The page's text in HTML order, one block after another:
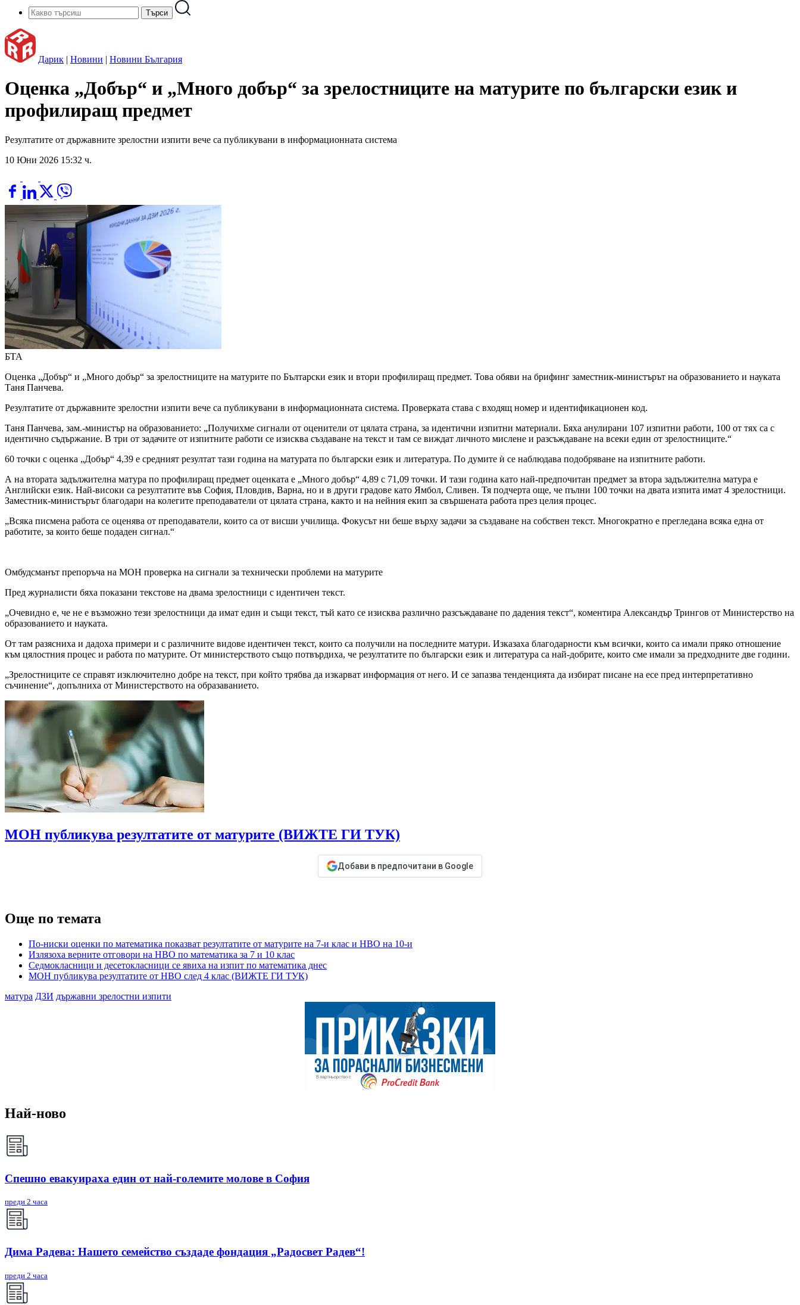
Дарик | Новини | Новини България
Оценка „Добър“ и „Много добър“ за зрелостниците на матурите по български език и
профилиращ предмет
Резултатите от държавните зрелостни изпити вече са публикувани в информационната система
10 Юни 2026 15:32 ч.
БТА
Оценка „Добър“ и „Много добър“ за зрелостниците на матурите по Бълтарски език и втори профилиращ предмет. Това обяви на брифинг заместник-министърът на образованието и науката
Таня Панчева.
Резултатите от държавните зрелостни изпити вече са публикувани в информационната система. Проверката става с входящ номер и идентификационен код.
Таня Панчева, зам.-министър на образованието: „Получихме сигнали от оценители от цялата страна, за идентични изпитни материали. Бяха анулирани 107 изпитни работи, 100 от тях са с
идентично съдържание. В три от задачите от изпитните работи се изисква създаване на текст и там се виждат личното мислене и разсъждаване на всеки един от зрелостниците.“
60 точки с оценка „Добър“ 4,39 е средният резултат тази година на матурата по български език и литература. По думите ѝ се наблюдава подобряване на изпитните работи.
А на втората задължителна матура по профилиращ предмет оценката е „Много добър“ 4,89 с 71,09 точки. И тази година като най-предпочитан предмет за втора задължителна матура е
Английски език. Най-високи са резултатите във София, Пловдив, Варна, но и в други градове като Ямбол, Сливен. Тя подчерта още, че пълни 100 точки на двата изпита имат 4 зрелостници.
Заместник-министърът благодари на колегите преподаватели от цялата страна, както и на нейния екип за свършената работа през целия процес.
„Всяка писмена работа се оценява от преподаватели, които са от висши училища. Фокусът ни беше върху задачи за създаване на собствен текст. Многократно е прегледана всяка една от
работите, за които беше подаден сигнал.“
Омбудсманът препоръча на МОН проверка на сигнали за технически проблеми на матурите
Пред журналисти бяха показани текстове на двама зрелостници с идентичен текст.
„Очевидно е, че не е възможно тези зрелостници да имат един и същи текст, тъй като се изисква различно разсъждаване по дадения текст“, коментира Александър Трингов от Министерство на
образованието и науката.
От там разясниха и дадоха примери и с различните видове идентичен текст, които са получили на последните матури. Изказаха благодарности към всички, които са имали пряко отношение
към цялостния процес и работа по матурите. От министерството също потвърдиха, че резултатите по български език и литература са най-добрите, които сме имали за предходните две години.
„Зрелостниците се справят изключително добре на текст, при който трябва да изкарват информация от него. И се запазва тенденцията да избират писане на есе пред интерпретативно
съчинение“, допълниха от Министерството на образаванието.
МОН публикува резултатите от матурите (ВИЖТЕ ГИ ТУК)
Добави в предпочитани в Google
Още по темата
По-ниски оценки по математика показват резултатите от матурите на 7-и клас и НВО на 10-и
Излязоха верните отговори на НВО по математика за 7 и 10 клас
Седмокласници и десетокласници се явиха на изпит по математика днес
МОН публикува резултатите от НВО след 4 клас (ВИЖТЕ ГИ ТУК)
матура ДЗИ държавни зрелостни изпити
Най-ново
Спешно евакуираха един от най-големите молове в София
преди 2 часа
Дима Радева: Нашето семейство създаде фондация „Радосвет Радев“!
преди 2 часа